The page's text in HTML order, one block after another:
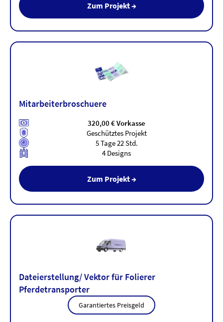
Zum Projekt →
Mitarbeiterbroschuere
320,00 € Vorkasse
Geschütztes Projekt
5 Tage 22 Std.
4 Designs
Zum Projekt →
Dateierstellung/ Vektor für Folierer
Pferdetransporter
Garantiertes Preisgeld